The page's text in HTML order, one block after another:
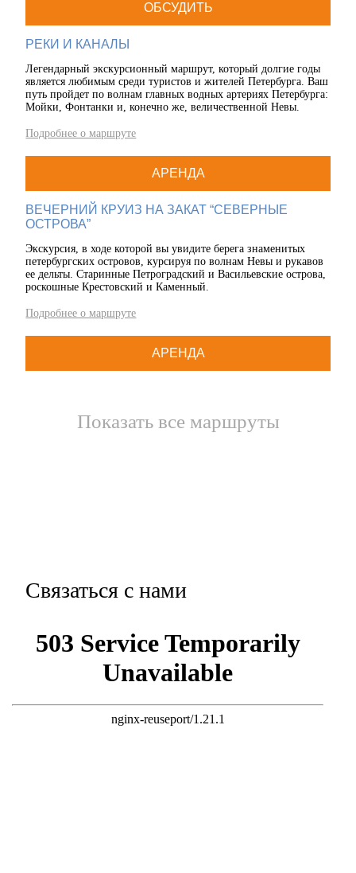
ОБСУДИТЬ
РЕКИ И КАНАЛЫ
Легендарный экскурсионный маршрут, который долгие годы
является любимым среди туристов и жителей Петербурга. Ваш
путь пройдет по волнам главных водных артериях Петербурга:
Мойки, Фонтанки и, конечно же, величественной Невы.
Подробнее о маршруте
АРЕНДА
ВЕЧЕРНИЙ КРУИЗ НА ЗАКАТ “СЕВЕРНЫЕ
ОСТРОВА”
Экскурсия, в ходе которой вы увидите берега знаменитых
петербургских островов, курсируя по волнам Невы и рукавов
ее дельты. Старинные Петроградский и Васильевские острова,
роскошные Крестовский и Каменный.
Подробнее о маршруте
АРЕНДА
Показать все маршруты
Связаться с нами